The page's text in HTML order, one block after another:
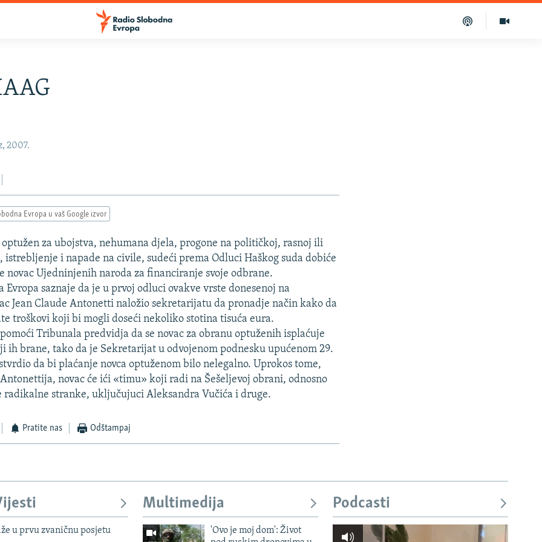
2007.
Evropa u vaš Google izvor
optužen za ubojstva, nehumana djela, progone na političkoj, rasnoj ili
istrebljenje i napade na civile, sudeći prema Odluci Haškog suda dobiće
novac Ujedninjenih naroda za financiranje svoje odbrane.
Evropa saznaje da je u prvoj odluci ovakve vrste donesenoj na
Jean Claude Antonetti naložio sekretarijatu da pronadje način kako da
troškovi koji bi mogli doseći nekoliko stotina tisuća eura.
Tribunala predvidja da se novac za obranu optuženih isplaćuje
ih brane, tako da je Sekretarijat u odvojenom podnesku upućenom 29.
da bi plaćanje novca optuženom bilo nelegalno. Uprokos tome,
novac će ići «timu» koji radi na Šešeljevoj obrani, odnosno
radikalne stranke, uključujuci Aleksandra Vučića i druge.
Pratite nas Odštampaj
u prvu zvaničnu posjetu
Multimedija
'Ovo je moj dom': Život
Podcasti